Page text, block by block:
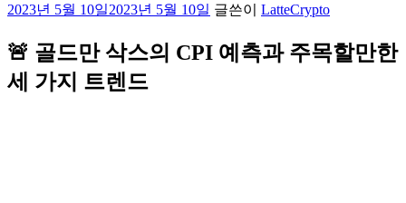
작
일
2023년 5월 10일2023년 5월 10일 글쓴이 LatteCrypto
🚨 골드만 삭스의 CPI 예측과 주목할만한
세 가지 트렌드